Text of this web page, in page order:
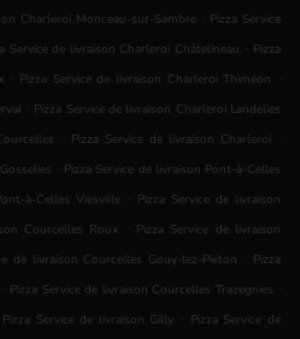
Charleroi Monceau-sur-Sambre . Pizza Service
Service de livraison Charleroi Châtelineau . Pizza
. Pizza Service de livraison Charleroi Thiméon
.
. Pizza Service de livraison Charleroi Landelies
. Pizza Service de livraison Charleroi .
. Pizza Service de livraison Pont-à-Celles
à-Celles Viesville . Pizza Service de livraison
Courcelles Roux . Pizza Service de livraison
de livraison Courcelles Gouy-lez-Piéton . Pizza
. Pizza Service de livraison Courcelles Trazegnies .
Pizza Service de livraison Gilly . Pizza Service de